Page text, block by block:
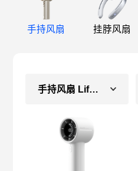
手持风扇 挂脖风扇
手持风扇 Life10S